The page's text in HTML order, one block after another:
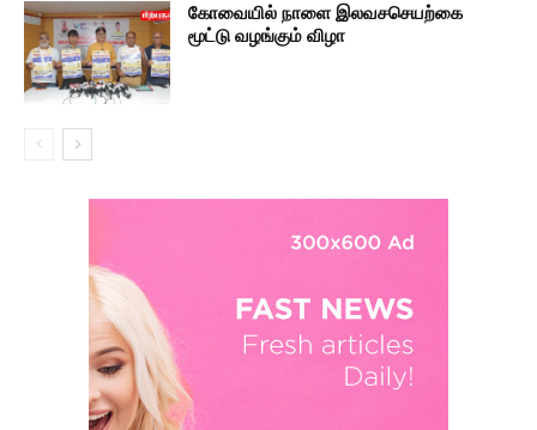
கோவையில் நாளை இலவசசெயற்கை
மூட்டு வழங்கும் விழா